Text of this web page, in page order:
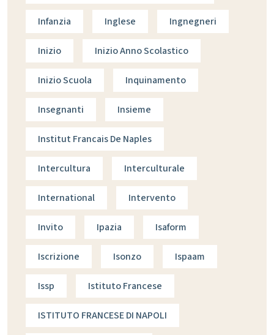
Infanzia Inglese Ingnegneri
Inizio Inizio Anno Scolastico
Inizio Scuola Inquinamento
Insegnanti Insieme
Institut Francais De Naples
Intercultura Interculturale
International Intervento
Invito Ipazia Isaform
Iscrizione Isonzo Ispaam
Issp Istituto Francese
ISTITUTO FRANCESE DI NAPOLI